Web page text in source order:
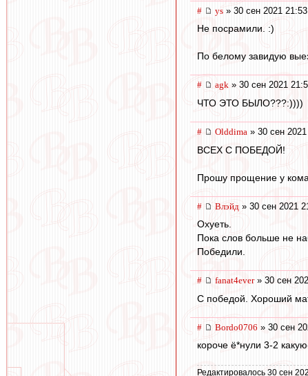
# ys » 30 сен 2021 21:53
Не посрамили. :)
По белому завидую
# agk » 30 сен 2021
ЧТО ЭТО БЫЛО???:))))
# Olddima » 30 сен
ВСЕХ С ПОБЕДОЙ!
Прошу прощение у
# Влэйд » 30 сен 2021
Охуеть.
Пока слов больше не
Победили.
# fanat4ever» 30 сен
С победой. Хороший
# Bordo0706 » 30 сен
короче ё*нули 3-2
Редактировалось 30 сен